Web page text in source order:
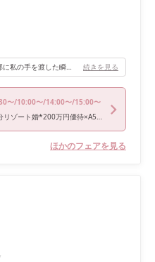
バージンロードを父と歩き、父から新郎に私の手を渡した瞬間にカーテンが上がり、目の前の広い海が現れた瞬間に、ここだと決めました。 続きを見る
〜/10:00〜/14:00〜/15:00〜
【初見学がお得】海まで0分リゾート婚*200万円優待×A5牛試食
ほかのフェアを見る